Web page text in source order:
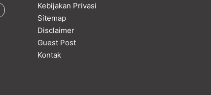
Kebijakan Privasi
Sitemap
Disclaimer
Guest Post
Kontak